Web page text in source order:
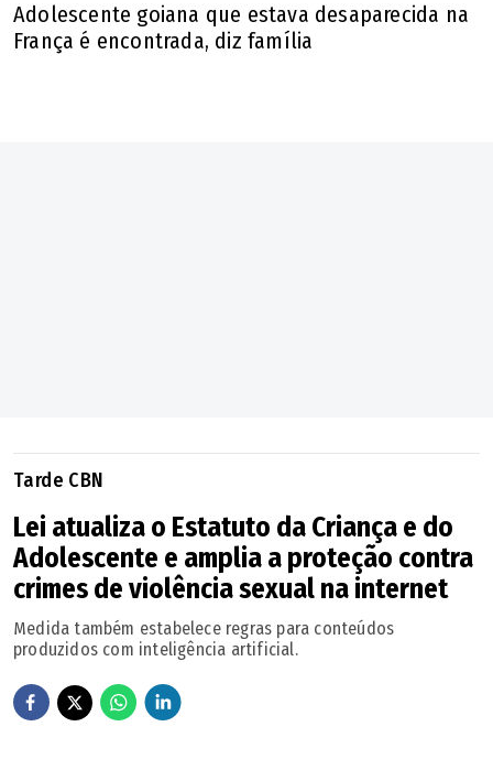
Adolescente goiana que estava desaparecida na
França é encontrada, diz família
Tarde CBN
Lei atualiza o Estatuto da Criança e do
Adolescente e amplia a proteção contra
crimes de violência sexual na internet
Medida também estabelece regras para conteúdos
produzidos com inteligência artificial.